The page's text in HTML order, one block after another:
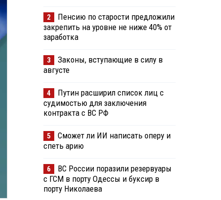
2
Пенсию по старости предложили
закрепить на уровне не ниже 40% от
заработка
3
Законы, вступающие в силу в
августе
4
Путин расширил список лиц с
судимостью для заключения
контракта с ВС РФ
5
Сможет ли ИИ написать оперу и
спеть арию
6
ВС России поразили резервуары
с ГСМ в порту Одессы и буксир в
порту Николаева